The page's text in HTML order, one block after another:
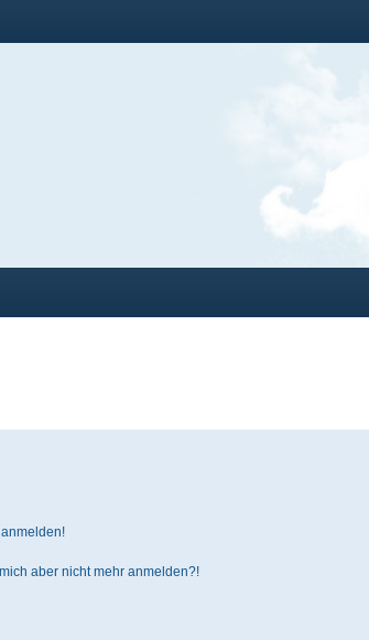
aber nicht mehr anmelden?!